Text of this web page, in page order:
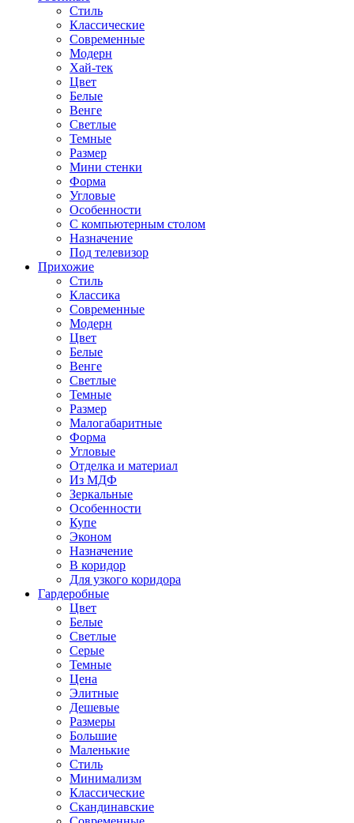
Стиль
Классические
Современные
Модерн
Хай-тек
Цвет
Белые
Венге
Светлые
Темные
Размер
Мини стенки
Форма
Угловые
Особенности
С компьютерным столом
Назначение
Под телевизор
Прихожие
Стиль
Классика
Современные
Модерн
Цвет
Белые
Венге
Светлые
Темные
Размер
Малогабаритные
Форма
Угловые
Отделка и материал
Из МДФ
Зеркальные
Особенности
Купе
Эконом
Назначение
В коридор
Для узкого коридора
Гардеробные
Цвет
Белые
Светлые
Серые
Темные
Цена
Элитные
Дешевые
Размеры
Большие
Маленькие
Стиль
Минимализм
Классические
Скандинавские